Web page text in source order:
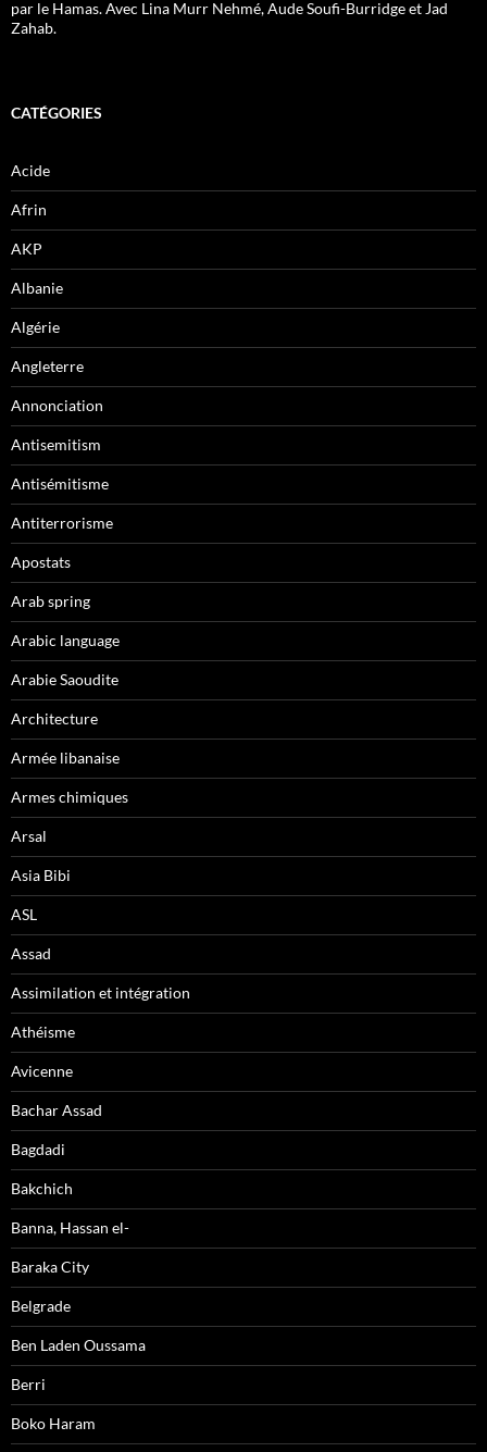
par le Hamas. Avec Lina Murr Nehmé, Aude Soufi-Burridge et Jad
Zahab.
CATÉGORIES
Acide
Afrin
AKP
Albanie
Algérie
Angleterre
Annonciation
Antisemitism
Antisémitisme
Antiterrorisme
Apostats
Arab spring
Arabic language
Arabie Saoudite
Architecture
Armée libanaise
Armes chimiques
Arsal
Asia Bibi
ASL
Assad
Assimilation et intégration
Athéisme
Avicenne
Bachar Assad
Bagdadi
Bakchich
Banna, Hassan el-
Baraka City
Belgrade
Ben Laden Oussama
Berri
Boko Haram